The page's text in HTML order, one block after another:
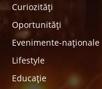
Curiozități
Oportunități
Evenimente-naționale
Lifestyle
Educație